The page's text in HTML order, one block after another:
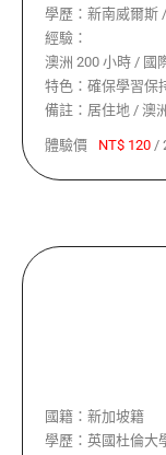
學歷： 新南威爾斯
經驗：
澳洲 200 小時 / 國
特色： 確保學習保
備註： 居住地 / 澳
體驗價 NT$ 120 /
國籍： 新加坡籍
學歷： 英國杜倫大